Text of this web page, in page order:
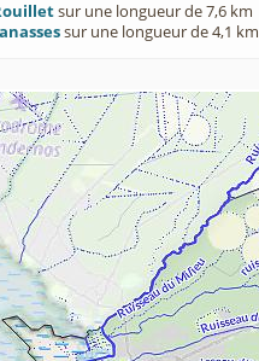
sur une longueur de 7,6 km
sur une longueur de 4,1 km